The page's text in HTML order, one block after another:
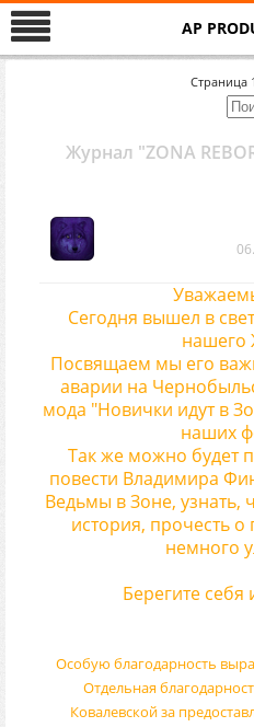
AP
Страница 1
Журнал "ZONA
Сегодня вышел в
нашего
Посвящаем мы его
аварии на
мода "Новички идут в
наших
Так же можно будет
повести Владимира
Ведьмы в Зоне, узнать,
история, прочесть о
немного
Берегите себя
Особую благодарность
Отдельная
Ковалевской за